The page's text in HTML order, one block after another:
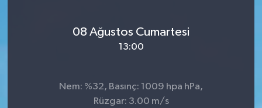
08 Ağustos Cumartesi
13:00
Nem: %32, Basınç: 1009 hpa hPa,
Rüzgar: 3.00 m/s